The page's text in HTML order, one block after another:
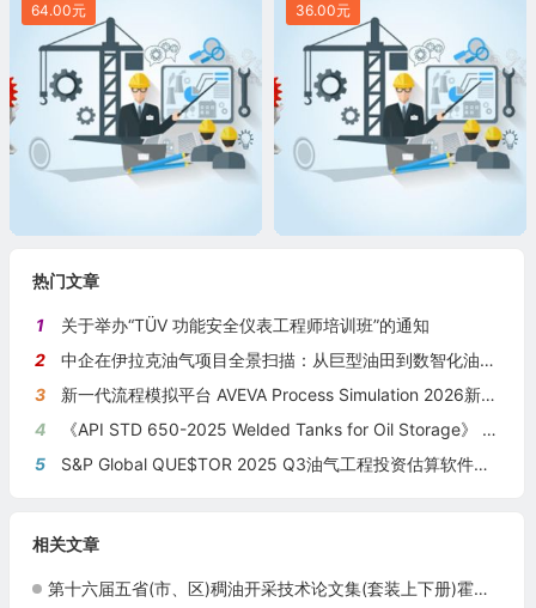
64.00元 36.00元
热门文章
1
关于举办“TÜV 功能安全仪表工程师培训班”的通知
2
中企在伊拉克油气项目全景扫描：从巨型油田到数智化油田的系统性布局
3
新一代流程模拟平台 AVEVA Process Simulation 2026新版本发布
4
《API STD 650-2025 Welded Tanks for Oil Storage》 《钢制焊接储油罐》（中英文对照版）
5
S&P Global QUE$TOR 2025 Q3油气工程投资估算软件新版本发布
相关文章
第十六届五省(市、区)稠油开采技术论文集(套装上下册)霍进石油工业出版社9787502196202